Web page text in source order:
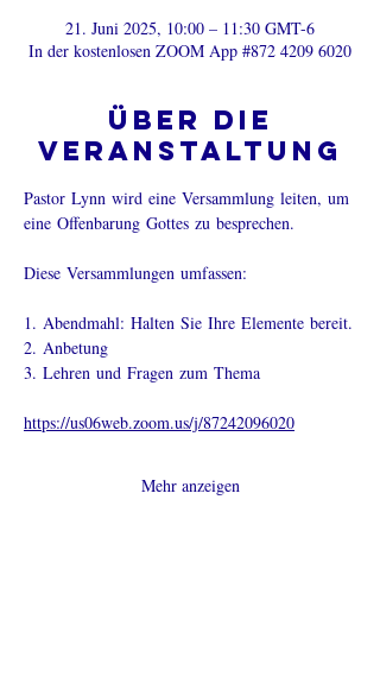
21. Juni 2025, 10:00 – 11:30 GMT-6
In der kostenlosen ZOOM App #872 4209 6020
Über die
Veranstaltung
Pastor Lynn wird eine Versammlung leiten, um
eine Offenbarung Gottes zu besprechen.
Diese Versammlungen umfassen:
1. Abendmahl: Halten Sie Ihre Elemente bereit.
2. Anbetung
3. Lehren und Fragen zum Thema
https://us06web.zoom.us/j/87242096020
Mehr anzeigen